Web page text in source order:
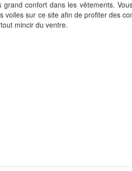
confort dans les vêtements.
voiles sur ce site afin de profiter des
mincir du ventre.